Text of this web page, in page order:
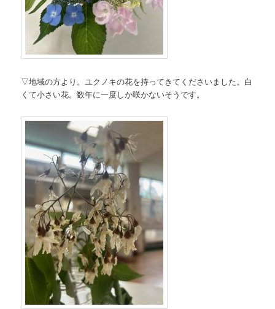
▽地域の方より。ユクノキの花を持ってきてくださいました。白
くて小さい花。数年に一度しか咲かないそうです。